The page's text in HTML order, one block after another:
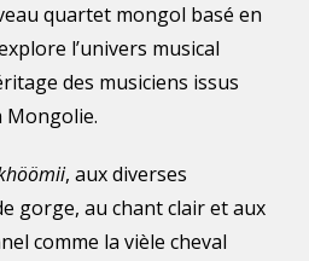
quartet mongol basé en
l’univers musical
des musiciens issus
Mongolie.
, aux diverses
gorge, au chant clair et aux
comme la vièle cheval